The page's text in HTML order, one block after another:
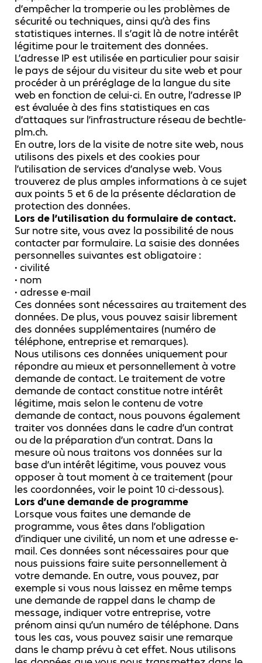
d’empêcher la tromperie ou les problèmes de
sécurité ou techniques, ainsi qu’à des fins
statistiques internes. Il s’agit là de notre intérêt
légitime pour le traitement des données.
L’adresse IP est utilisée en particulier pour saisir
le pays de séjour du visiteur du site web et pour
procéder à un préréglage de la langue du site
web en fonction de celui-ci. En outre, l’adresse IP
est évaluée à des fins statistiques en cas
d’attaques sur l’infrastructure réseau de bechtle-
plm.ch.
En outre, lors de la visite de notre site web, nous
utilisons des pixels et des cookies pour
l’utilisation de services d’analyse web. Vous
trouverez de plus amples informations à ce sujet
aux points 5 et 6 de la présente déclaration de
protection des données.
Lors de l’utilisation du formulaire de contact.
Sur notre site, vous avez la possibilité de nous
contacter par formulaire. La saisie des données
personnelles suivantes est obligatoire :
• civilité
• nom
• adresse e-mail
Ces données sont nécessaires au traitement des
données. De plus, vous pouvez saisir librement
des données supplémentaires (numéro de
téléphone, entreprise et remarques).
Nous utilisons ces données uniquement pour
répondre au mieux et personnellement à votre
demande de contact. Le traitement de votre
demande de contact constitue notre intérêt
légitime, mais selon le contenu de votre
demande de contact, nous pouvons également
traiter vos données dans le cadre d’un contrat
ou de la préparation d’un contrat. Dans la
mesure où nous traitons vos données sur la
base d’un intérêt légitime, vous pouvez vous
opposer à tout moment à ce traitement (pour
les coordonnées, voir le point 10 ci-dessous).
Lors d’une demande de programme
Lorsque vous faites une demande de
programme, vous êtes dans l’obligation
d’indiquer une civilité, un nom et une adresse e-
mail. Ces données sont nécessaires pour que
nous puissions faire suite personnellement à
votre demande. En outre, vous pouvez, par
exemple si vous nous laissez en même temps
une demande de rappel dans le champ de
message, indiquer votre entreprise, votre
prénom ainsi qu’un numéro de téléphone. Dans
tous les cas, vous pouvez saisir une remarque
dans le champ prévu à cet effet. Nous utilisons